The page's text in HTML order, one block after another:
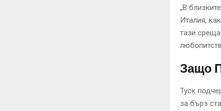
„В
Италия,
тази
Защо
Туск
за бърз